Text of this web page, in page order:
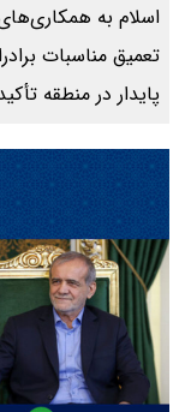
اسلام به
تعمیق مناسبات
پایدار در منطقه